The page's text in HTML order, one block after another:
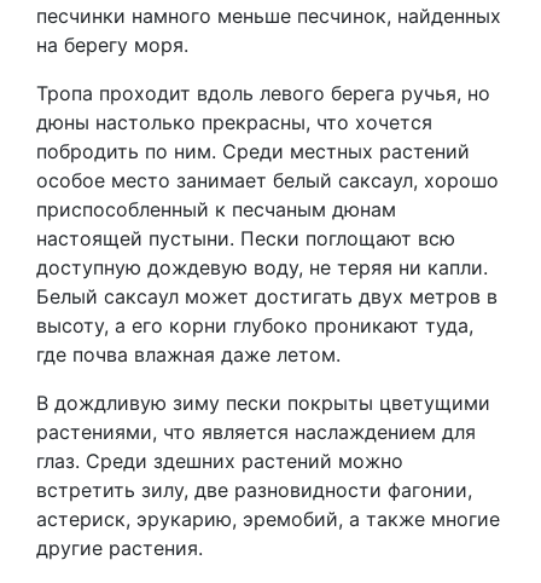
песчинки намного меньше песчинок, найденных
на берегу моря.
Тропа проходит вдоль левого берега ручья, но
дюны настолько прекрасны, что хочется
побродить по ним. Среди местных растений
особое место занимает белый саксаул, хорошо
приспособленный к песчаным дюнам
настоящей пустыни. Пески поглощают всю
доступную дождевую воду, не теряя ни капли.
Белый саксаул может достигать двух метров в
высоту, а его корни глубоко проникают туда,
где почва влажная даже летом.
В дождливую зиму пески покрыты цветущими
растениями, что является наслаждением для
глаз. Среди здешних растений можно
встретить зилу, две разновидности фагонии,
астериск, эрукарию, эремобий, а также многие
другие растения.